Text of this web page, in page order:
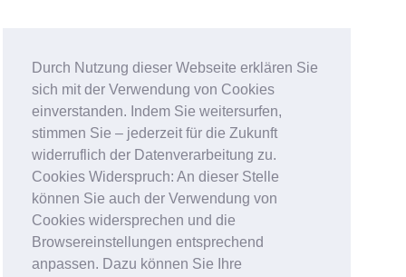
Durch Nutzung dieser Webseite erklären Sie
sich mit der Verwendung von Cookies
einverstanden. Indem Sie weitersurfen,
stimmen Sie – jederzeit für die Zukunft
widerruflich der Datenverarbeitung zu.
Cookies Widerspruch: An dieser Stelle
können Sie auch der Verwendung von
Cookies widersprechen und die
Browsereinstellungen entsprechend
anpassen. Dazu können Sie Ihre